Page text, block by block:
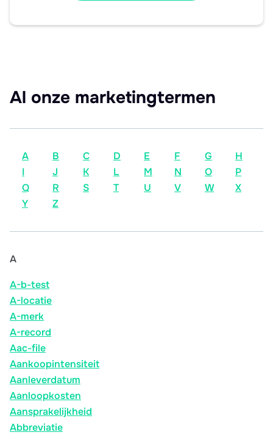
Al onze marketingtermen
A B C D E F G
H
I
J K L M N O
P
Q
R S T U V W
X
Y
Z
A
A-b-test
A-locatie
A-merk
A-record
Aac-file
Aankoopintensiteit
Aanleverdatum
Aanloopkosten
Aansprakelijkheid
Abbreviatie